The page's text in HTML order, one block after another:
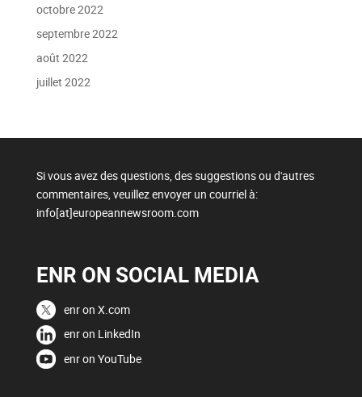
octobre 2022
septembre 2022
août 2022
juillet 2022
Si vous avez des questions, des suggestions ou d'autres
commentaires, veuillez envoyer un courriel à:
info[at]europeannewsroom.com
ENR ON SOCIAL MEDIA
enr on X.com
enr on LinkedIn
enr on YouTube